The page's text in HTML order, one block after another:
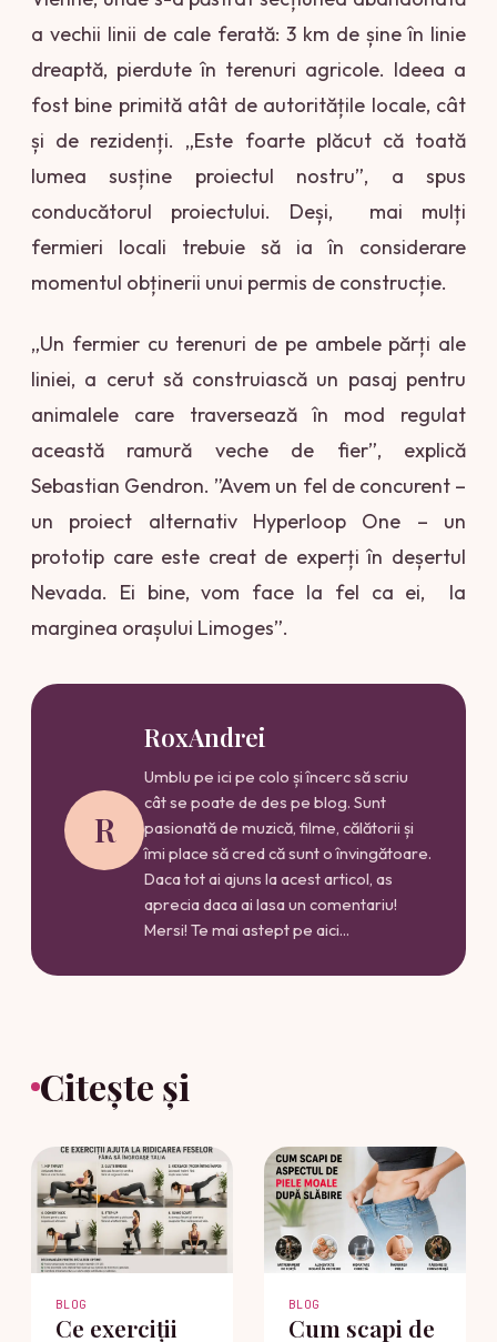
a vechii linii de cale ferată: 3 km de șine în linie
dreaptă, pierdute în terenuri agricole. Ideea a
fost bine primită atât de autoritățile locale, cât
și de rezidenți. „Este foarte plăcut că toată
lumea susține proiectul nostru”, a spus
conducătorul proiectului. Deși, mai mulți
fermieri locali trebuie să ia în considerare
momentul obținerii unui permis de construcție.
„Un fermier cu terenuri de pe ambele părți ale
liniei, a cerut să construiască un pasaj pentru
animalele care traversează în mod regulat
această ramură veche de fier”, explică
Sebastian Gendron. ”Avem un fel de concurent –
un proiect alternativ Hyperloop One – un
prototip care este creat de experți în deșertul
Nevada. Ei bine, vom face la fel ca ei, la
marginea orașului Limoges”.
R
RoxAndrei
Umblu pe ici pe colo și încerc să scriu
cât se poate de des pe blog. Sunt
pasionată de muzică, filme, călătorii și
îmi place să cred că sunt o învingătoare.
Daca tot ai ajuns la acest articol, as
aprecia daca ai lasa un comentariu!
Mersi! Te mai astept pe aici...
Citește și
BLOG
Ce exerciții
BLOG
Cum scapi de